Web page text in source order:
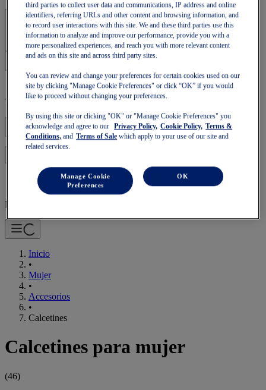
Iniciar sesión | Crear cuenta
Tu cesta está vacía
Navegación Móvil
Inicio
•
Mujer
•
Accesorios
•
Calcetines
Calcetines para mujer
(46)
third parties to collect user data and communications, IP address and online
identifiers, referring URLs and other content and browsing information, and
to record user interactions with this site. We and these third parties use this
information to analyze and improve our performance, provide you with a
more personalized experiences, and reach you with more relevant content
and ads on this site and across third party sites.
You can review and change your preferences for certain cookies used on our
site by clicking "Manage Cookie Preferences" or click “OK” if you would
like to proceed without changing your preferences.
By using this site or clicking "OK" or "Manage Cookie Preferences" you
acknowledge and agree to our
Privacy Policy, Cookie Policy, Terms &
Conditions, and Terms of Sale which apply to your use of our site and
related services.
Manage Cookie
Preferences
OK